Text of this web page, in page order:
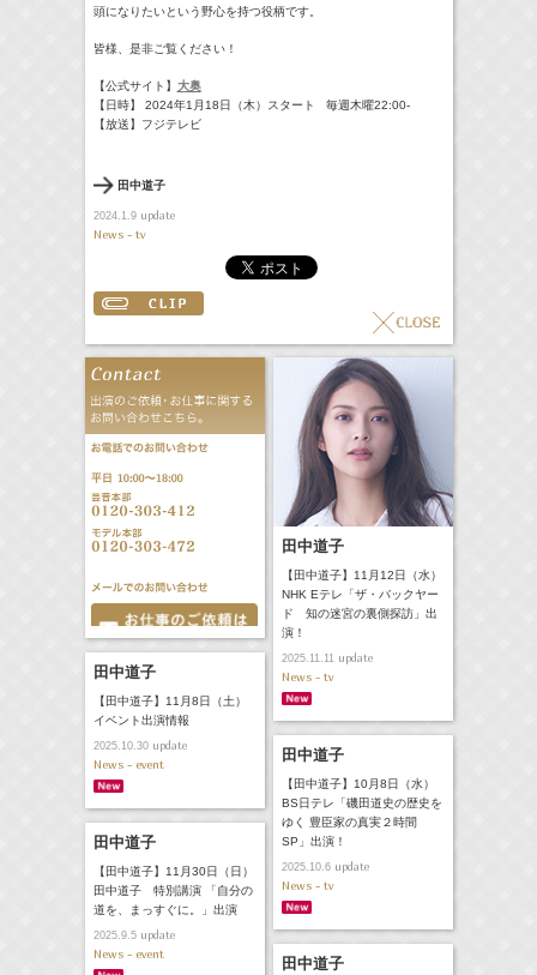
頭になりたいという野心を持つ役柄です。
皆様、是非ご覧ください！
【公式サイト】 大奥
【日時】 2024年1月18日（木）スタート 毎週木曜22:00-
【放送】フジテレビ
田中道子
2024.1.9update
News - tv
田中道子
【田中道子】11月12日（水）
NHK Eテレ「ザ・バックヤー
ド 知の迷宮の裏側探訪」出
演！
2025.11.11update
News - tv
田中道子
【田中道子】11月8日（土）
イベント出演情報
2025.10.30update
News - event 田中道子
【田中道子】10月8日（水）
BS日テレ「磯田道史の歴史を
ゆく 豊臣家の真実２時間
SP」出演！
2025.10.6update
News - tv
田中道子
【田中道子】11月30日（日）
田中道子 特別講演 「自分の
道を、まっすぐに。」出演
2025.9.5update
News - event
田中道子